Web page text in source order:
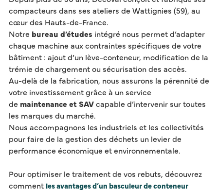
compacteurs dans ses ateliers de Wattignies (59), au
cœur des Hauts-de-France.
Notre bureau d’études intégré nous permet d’adapter
chaque machine aux contraintes spécifiques de votre
bâtiment : ajout d’un lève-conteneur, modification de la
trémie de chargement ou sécurisation des accès.
Au-delà de la fabrication, nous assurons la pérennité de
votre investissement grâce à un service
de maintenance et SAVcapable d’intervenir sur toutes
les marques du marché.
Nous accompagnons les industriels et les collectivités
pour faire de la gestion des déchets un levier de
performance économique et environnementale.
Pour optimiser le traitement de vos rebuts, découvrez
comment les avantages d’un basculeur de conteneur